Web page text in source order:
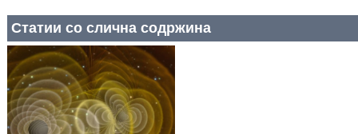
Статии со слична содржина